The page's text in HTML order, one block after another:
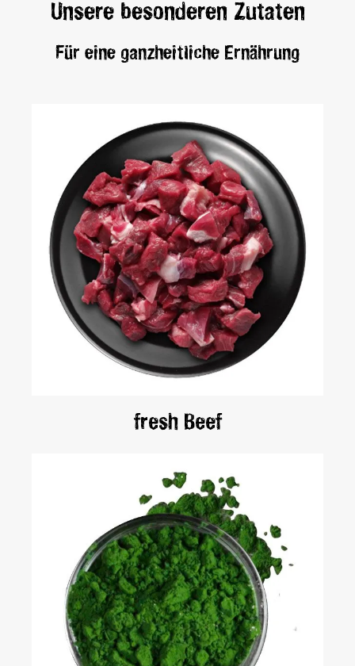
Unsere besonderen Zutaten
Für eine ganzheitliche Ernährung
fresh Beef